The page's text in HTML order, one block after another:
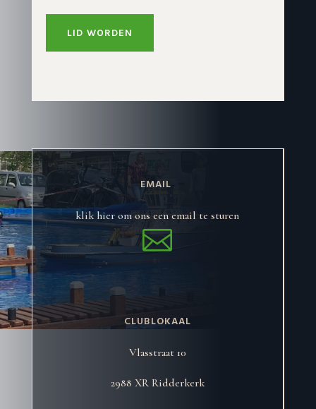
LID WORDEN
EMAIL
klik hier om ons een email te sturen

CLUBLOKAAL
Vlasstraat 10
2988 XR Ridderkerk